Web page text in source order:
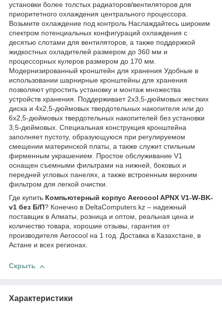
установки более толстых радиаторов/вентиляторов для
приоритетного охлаждения центрального процессора.
Возьмите охлаждение под контроль Наслаждайтесь широким
спектром потенциальных конфигураций охлаждения с
десятью слотами для вентиляторов, а также поддержкой
жидкостных охладителей размером до 360 мм и
процессорных кулеров размером до 170 мм.
Модернизированный кронштейн для хранения Удобные в
использовании шарнирные кронштейны для хранения
позволяют упростить установку и монтаж множества
устройств хранения. Поддерживает 2x3,5-дюймовых жестких
диска и 4x2,5-дюймовых твердотельных накопителя или до
6x2,5-дюймовых твердотельных накопителей без установки
3,5-дюймовых. Специальная конструкция кронштейна
заполняет пустоту, образующуюся при регулируемом
смещении материнской платы, а также служит стильным
фирменным украшением. Простое обслуживание V1
оснащен съемными фильтрами на нижней, боковых и
передней угловых панелях, а также встроенным верхним
фильтром для легкой очистки.
Где купить Компьютерный корпус Aerocool APNX V1-W-BK-
v1 без Б/П? Конечно в DeltaComputers.kz – надежный
поставщик в Алматы, розница и оптом, реальная цена и
количество товара, хорошие отзывы, гарантия от
производителя Aerocool на 1 год. Доставка в Казахстане, в
Астане и всех регионах.
Скрыть
Характеристики